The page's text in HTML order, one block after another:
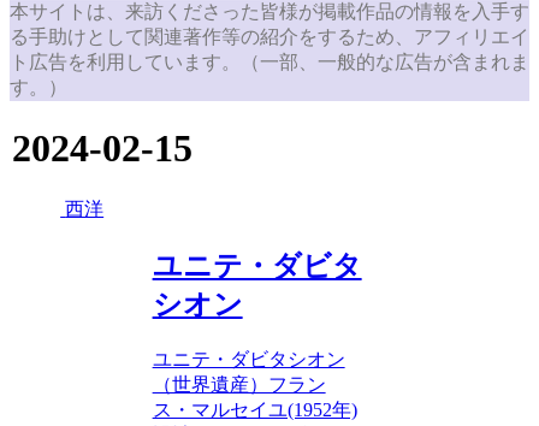
本サイトは、来訪くださった皆様が掲載作品の情報を入手す
る手助けとして関連著作等の紹介をするため、アフィリエイ
ト広告を利用しています。（一部、一般的な広告が含まれま
す。）
2024-02-15
西洋
ユニテ・ダビタ
シオン
ユニテ・ダビタシオン
（世界遺産）フラン
ス・マルセイユ(1952年)